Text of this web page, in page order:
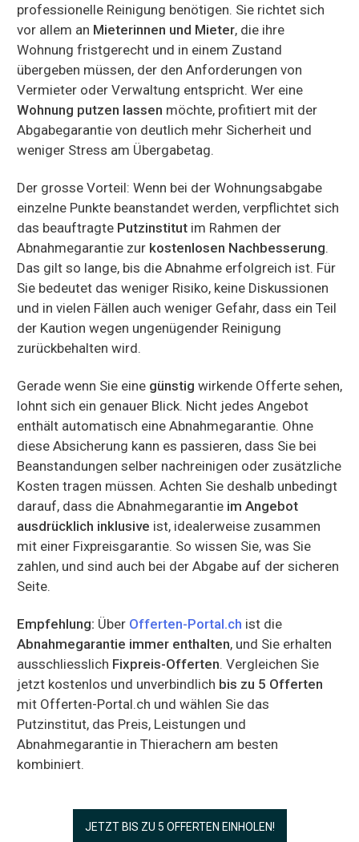
professionelle Reinigung benötigen. Sie richtet sich
vor allem an Mieterinnen und Mieter, die ihre
Wohnung fristgerecht und in einem Zustand
übergeben müssen, der den Anforderungen von
Vermieter oder Verwaltung entspricht. Wer eine
Wohnung putzen lassen möchte, profitiert mit der
Abgabegarantie von deutlich mehr Sicherheit und
weniger Stress am Übergabetag.
Der grosse Vorteil: Wenn bei der Wohnungsabgabe
einzelne Punkte beanstandet werden, verpflichtet sich
das beauftragte Putzinstitut im Rahmen der
Abnahmegarantie zur kostenlosen Nachbesserung.
Das gilt so lange, bis die Abnahme erfolgreich ist. Für
Sie bedeutet das weniger Risiko, keine Diskussionen
und in vielen Fällen auch weniger Gefahr, dass ein Teil
der Kaution wegen ungenügender Reinigung
zurückbehalten wird.
Gerade wenn Sie eine günstig wirkende Offerte sehen,
lohnt sich ein genauer Blick. Nicht jedes Angebot
enthält automatisch eine Abnahmegarantie. Ohne
diese Absicherung kann es passieren, dass Sie bei
Beanstandungen selber nachreinigen oder zusätzliche
Kosten tragen müssen. Achten Sie deshalb unbedingt
darauf, dass die Abnahmegarantie im Angebot
ausdrücklich inklusive ist, idealerweise zusammen
mit einer Fixpreisgarantie. So wissen Sie, was Sie
zahlen, und sind auch bei der Abgabe auf der sicheren
Seite.
Empfehlung: Über Offerten-Portal.ch ist die
Abnahmegarantie immer enthalten, und Sie erhalten
ausschliesslich Fixpreis-Offerten. Vergleichen Sie
jetzt kostenlos und unverbindlich bis zu 5 Offerten
mit Offerten-Portal.ch und wählen Sie das
Putzinstitut, das Preis, Leistungen und
Abnahmegarantie in Thierachern am besten
kombiniert.
JETZT BIS ZU 5 OFFERTEN EINHOLEN!